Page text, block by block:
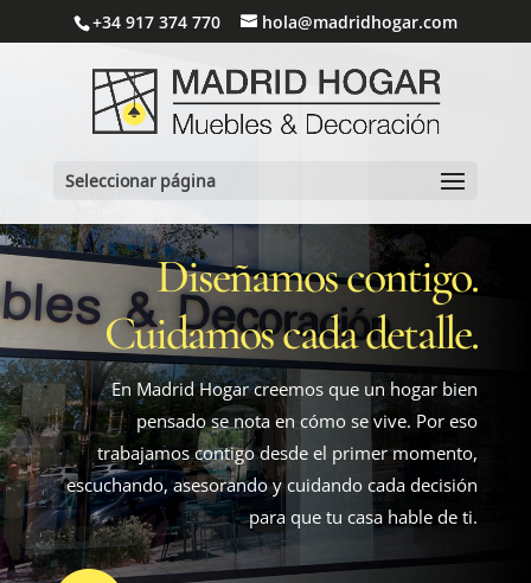
+34 917 374 770 hola@madridhogar.com
Seleccionar página
Diseñamos contigo.
Cuidamos cada detalle.
En Madrid Hogar creemos que un hogar bien
pensado se nota en cómo se vive. Por eso
trabajamos contigo desde el primer momento,
escuchando, asesorando y cuidando cada decisión
para que tu casa hable de ti.